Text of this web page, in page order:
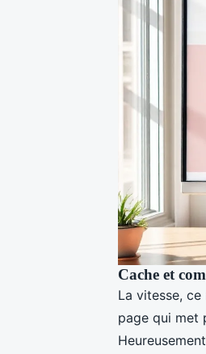
Cache et
La vitesse, ce
page qui met